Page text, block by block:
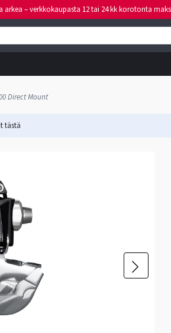
arkea – verkkokaupasta 12 tai 24 kk korotonta
Direct Mount
tästä